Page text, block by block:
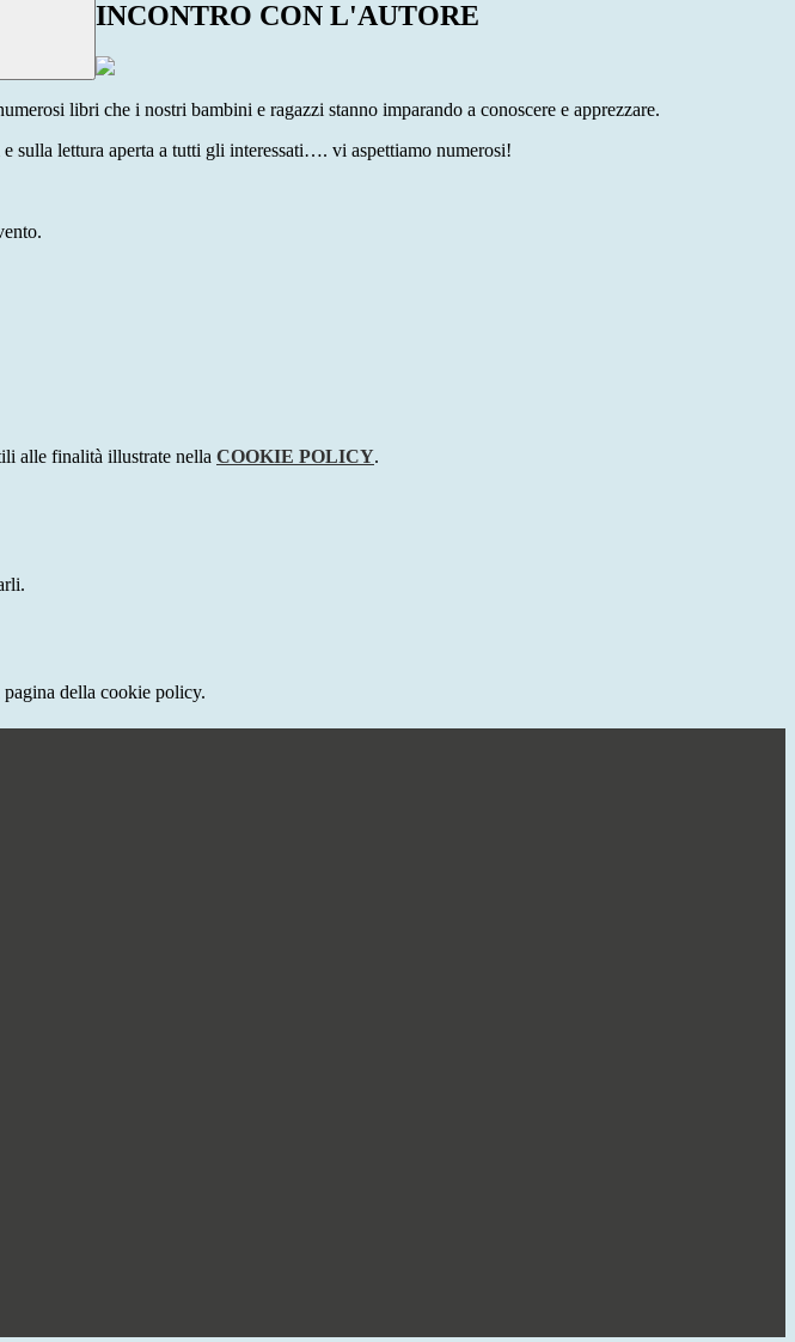
INCONTRO CON L'AUTORE
libri che i nostri bambini e ragazzi stanno imparando a conoscere e apprezzare.
sulla lettura aperta a tutti gli interessati…. vi aspettiamo numerosi!
alle finalità illustrate nella COOKIE POLICY.
della cookie policy.